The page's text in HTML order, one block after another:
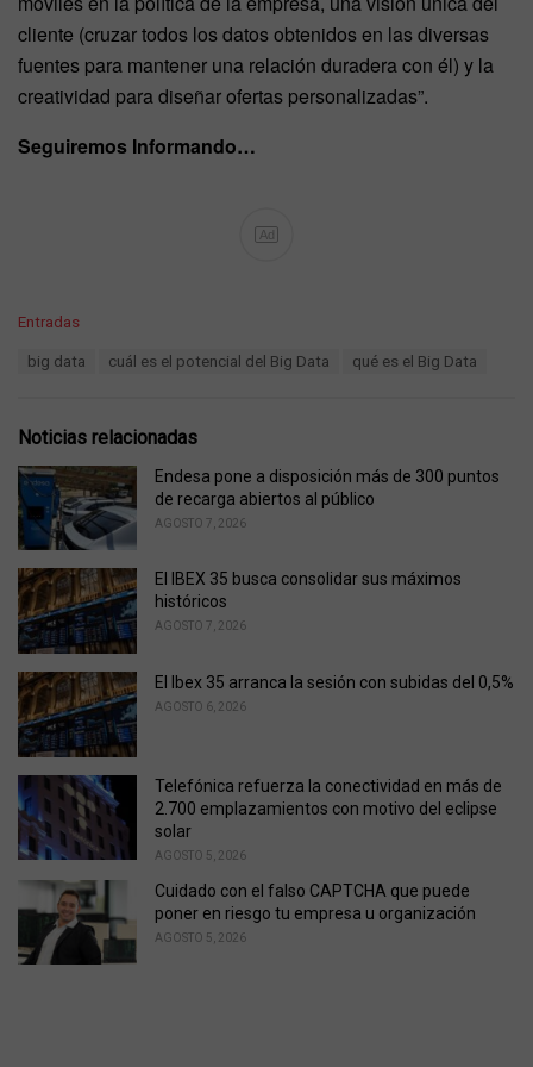
cliente (cruzar todos los datos obtenidos en las diversas
fuentes para mantener una relación duradera con él) y la
creatividad para diseñar ofertas personalizadas”.
Seguiremos Informando…
Ad
C
o
r
i
e
s
Entradas
:
big data cuál es el potencial del Big Data qué es el Big Data
Noticias relacionadas
Endesa pone a disposición más de 300 puntos
de recarga abiertos al público
AGOSTO 7, 2026
El IBEX 35 busca consolidar sus máximos
históricos
AGOSTO 7, 2026
El Ibex 35 arranca la sesión con subidas del 0,5%
AGOSTO 6, 2026
Telefónica refuerza la conectividad en más de
2.700 emplazamientos con motivo del eclipse
solar
AGOSTO 5, 2026
Cuidado con el falso CAPTCHA que puede
poner en riesgo tu empresa u organización
AGOSTO 5, 2026